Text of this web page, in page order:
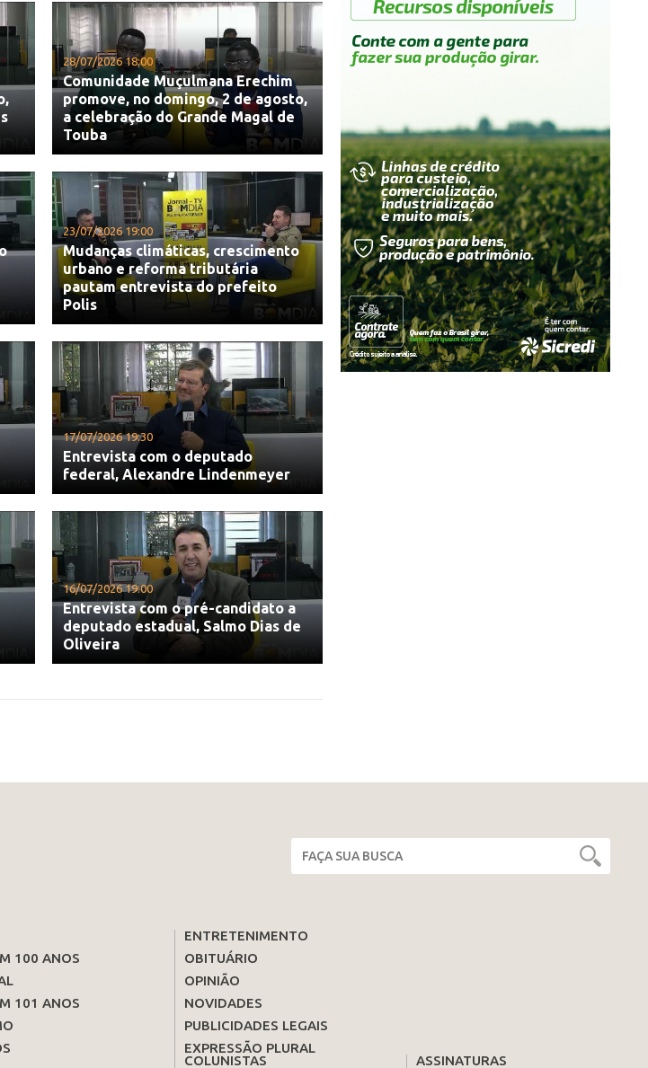
28/07/2026 18:00
Comunidade Muçulmana Erechim
promove, no domingo, 2 de agosto,
a celebração do Grande Magal de
Touba
23/07/2026 19:00
Mudanças climáticas, crescimento
urbano e reforma tributária
pautam entrevista do prefeito
Polis
17/07/2026 19:30
Entrevista com o deputado
federal, Alexandre Lindenmeyer
16/07/2026 19:00
Entrevista com o pré-candidato a
deputado estadual, Salmo Dias de
Oliveira
100 ANOS
101 ANOS
ENTRETENIMENTO
OBITUÁRIO
OPINIÃO
NOVIDADES
PUBLICIDADES LEGAIS
EXPRESSÃO PLURAL
COLUNISTAS
ASSINATURAS